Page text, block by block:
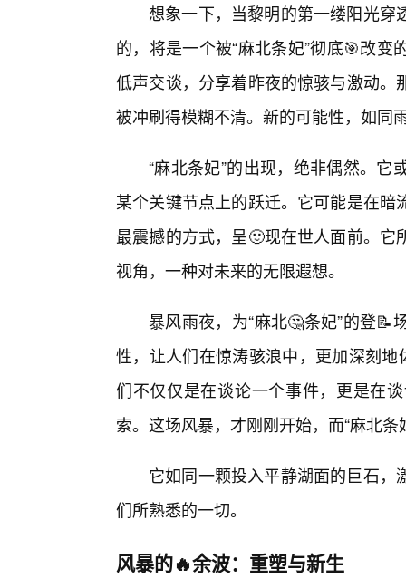
想象一下，当黎明的第一缕阳光穿
的，将是一个被“麻北条妃”彻底🎯改
低声交谈，分享着昨夜的惊骇与激动
被冲刷得模糊不清。新的可能性，如同
“麻北条妃”的出现，绝非偶然。
某个关键节点上的跃迁。它可能是在
最震撼的方式，呈🙂现在世人面前。
视角，一种对未来的无限遐想。
暴风雨夜，为“麻北🤔条妃”的登
性，让人们在惊涛骇浪中，更加深刻
们不仅仅是在谈论一个事件，更是在
索。这场风暴，才刚刚开始，而“麻北
它如同一颗投入平静湖面的巨石
们所熟悉的一切。
风暴的🔥余波：重塑与新生